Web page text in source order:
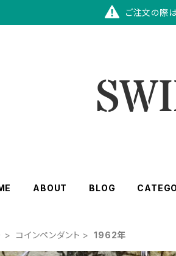
ご注文の際
ABOUT BLOG
コインペンダント 1962年